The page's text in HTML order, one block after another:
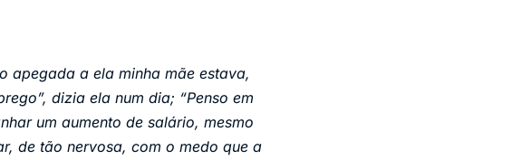
apegada a ela minha mãe estava,
dizia ela num dia; “Penso em
um aumento de salário, mesmo
de tão nervosa, com o medo que a